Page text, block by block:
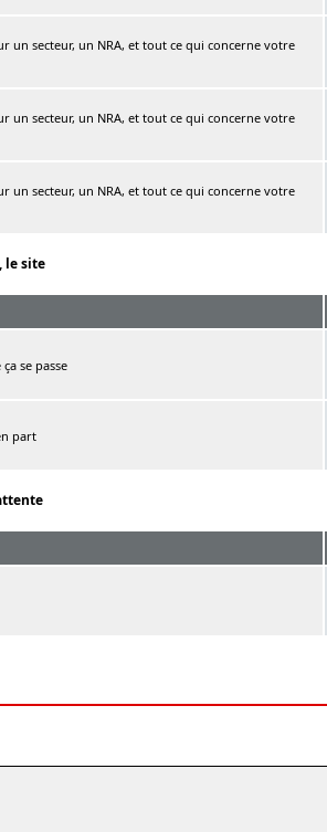
secteur, un NRA, et tout ce qui concerne votre
secteur, un NRA, et tout ce qui concerne votre
secteur, un NRA, et tout ce qui concerne votre
le site
se passe
part